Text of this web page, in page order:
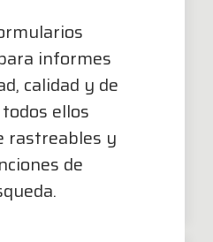
informes
calidad y de
ellos
rastreables y
de